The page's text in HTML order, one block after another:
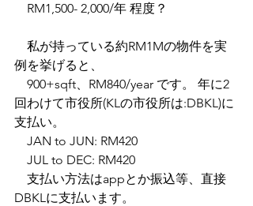
RM1,500- 2,000/年 程度？
私が持っている約RM1Mの物件を実
例を挙げると、
900+sqft、RM840/year です。 年に2
回わけて市役所(KLの市役所は:DBKL)に
支払い。
JAN to JUN: RM420
JUL to DEC: RM420
支払い方法はappとか振込等、直接
DBKLに支払います。